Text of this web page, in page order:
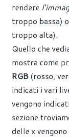
rendere
troppo bassa) o
troppo alta).
Quello che
mostra come
RGB (rosso,
indicati i vari
vengono
sezione
delle x